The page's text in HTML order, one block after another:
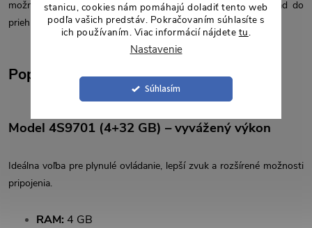
stanicu, cookies nám pomáhajú doladiť tento web
podľa vašich predstáv. Pokračovaním súhlasíte s
ich používaním. Viac informácií nájdete tu.
Nastavenie
Súhlasím
možné vyviesť na vhodné miesto v interiéri vozidla, napríklad do
priehradky pred spolujazdcom.
Popis jednotlivých výkonových verzií
Model 4S9701 (4+32 GB) – vyvážený výkon
Ideálna voľba pre plynulé ovládanie, lepší zvuk a rozšírené možnosti
pripojenia.
RAM: 4 GB